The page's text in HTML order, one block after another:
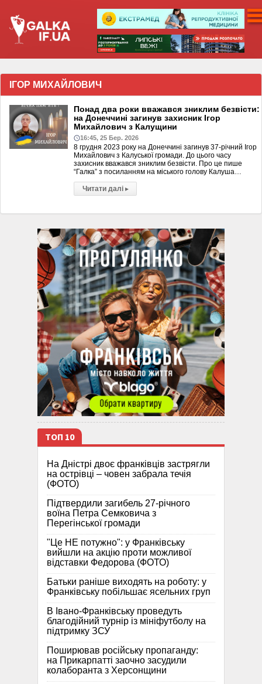
ІГОР МИХАЙЛОВИЧ
Понад два роки вважався зниклим безвісти:
на Донеччині загинув захисник Ігор
Михайлович з Калущини
16:45, 25 Бер. 2026
8 грудня 2023 року на Донеччині загинув 37-річний Ігор
Михайлович з Калуської громади. До цього часу
захисник вважався зниклим безвісти. Про це пише
“Галка” з посиланням на міського голову Калуша…
Читати далі ▸
ТОП 10
На Дністрі двоє франківців застрягли
на острівці – човен забрала течія
(ФОТО)
Підтвердили загибель 27-річного
воїна Петра Семковича з
Перегінської громади
"Це НЕ потужно": у Франківську
вийшли на акцію проти можливої
відставки Федорова (ФОТО)
Батьки раніше виходять на роботу: у
Франківську побільшає ясельних груп
В Івано-Франківську проведуть
благодійний турнір із мініфутболу на
підтримку ЗСУ
Поширював російську пропаганду:
на Прикарпатті заочно засудили
колаборанта з Херсонщини